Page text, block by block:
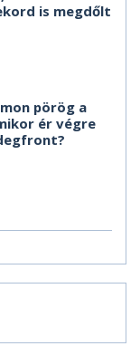
is megdőlt
pörög a
ér végre